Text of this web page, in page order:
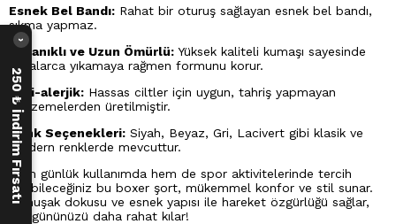
Esnek Bel Bandı: Rahat bir oturuş sağlayan esnek bel bandı,
sıkma yapmaz.
Dayanıklı ve Uzun Ömürlü: Yüksek kaliteli kumaşı sayesinde
defalarca yıkamaya rağmen formunu korur.
Anti-alerjik: Hassas ciltler için uygun, tahriş yapmayan
malzemelerden üretilmiştir.
Renk Seçenekleri: Siyah, Beyaz, Gri, Lacivert gibi klasik ve
modern renklerde mevcuttur.
Hem günlük kullanımda hem de spor aktivitelerinde tercih
edebileceğiniz bu boxer şort, mükemmel konfor ve stil sunar.
Yumuşak dokusu ve esnek yapısı ile hareket özgürlüğü sağlar,
her gününüzü daha rahat kılar!
250 ₺ İndirim Fırsatı
›